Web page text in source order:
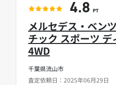
千葉県流山市
査定依頼日：2025年06月29日
メルセデス・ベン
チック スポーツ
4WD
4.8 PT